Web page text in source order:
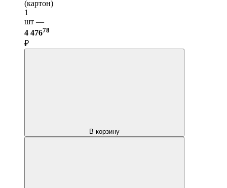
(картон)
1
шт —
4 47678
₽
В корзину